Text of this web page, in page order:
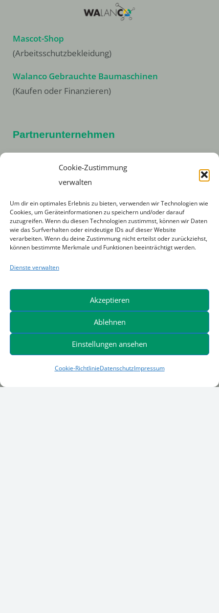
Cookie-Zustimmung
verwalten
Um dir ein optimales Erlebnis zu bieten, verwenden wir Technologien wie
Cookies, um Geräteinformationen zu speichern und/oder darauf
zuzugreifen. Wenn du diesen Technologien zustimmst, können wir Daten
wie das Surfverhalten oder eindeutige IDs auf dieser Website
verarbeiten. Wenn du deine Zustimmung nicht erteilst oder zurückziehst,
können bestimmte Merkmale und Funktionen beeinträchtigt werden.
Dienste verwalten
Akzeptieren
Ablehnen
Einstellungen ansehen
Cookie-RichtlinieDatenschutzImpressum
Mascot-Shop
(Arbeitsschutzbekleidung)
Walanco Gebrauchte Baumaschinen
(Kaufen oder Finanzieren)
Partnerunternehmen
Telefon +49 (0) 23 23 / 14 07 0
Telefax +49 (0) 23 23 / 14 07 25
info@kreitz-ostermann.com
GmbH
Telefon +49 (0) 21 33 / 28 48 70
Telefax +49 (0) 21 33 / 28 48 766
info@wbi-baumaschinen.de
Warner & Wedekind GmbH